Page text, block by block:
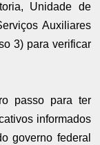
Unidade de
Auxiliares
3) para verificar
passo para ter
informados
governo federal